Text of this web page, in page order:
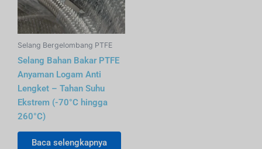
Selang Bergelombang PTFE
Selang Bahan Bakar PTFE
Anyaman Logam Anti
Lengket – Tahan Suhu
Ekstrem (-70°C hingga
260°C)‌ ‌
Baca selengkapnya